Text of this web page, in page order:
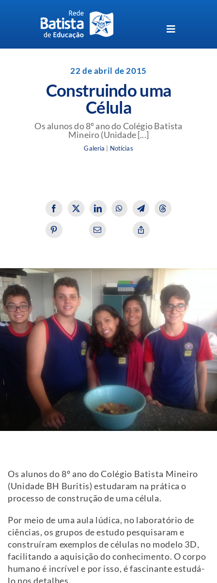
Toggle
Navigation
Perguntas Frequentes
22 de abril de 2015
Construindo uma
Célula
Os alunos do 8º ano do Colégio Batista
Mineiro (Unidade [...]
Galeria Notícias
Os alunos do 8º ano do Colégio Batista Mineiro
(Unidade BH Buritis) estudaram na prática o
processo de construção de uma célula.
Por meio de uma aula lúdica, no laboratório de
ciências, os grupos de estudo pesquisaram e
construíram exemplos de células no modelo 3D,
facilitando a aquisição do conhecimento. O corpo
humano é incrível e por isso, é fascinante estudá-
lo nos detalhes.